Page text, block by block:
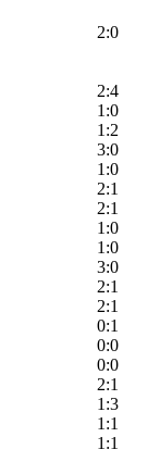
2:0
2:4
1:0
1:2
3:0
1:0
2:1
2:1
1:0
1:0
3:0
2:1
2:1
0:1
0:0
0:0
2:1
1:3
1:1
1:1